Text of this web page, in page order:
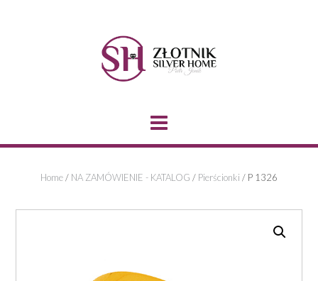
Home/ NA ZAMÓWIENIE - KATALOG / Pierścionki / P 1326